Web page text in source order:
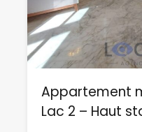
Appartement
Lac 2 – Haut